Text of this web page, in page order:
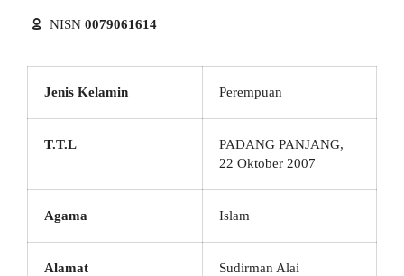
NISN 0079061614
Jenis Kelamin Perempuan
T.T.L
PADANG PANJANG,
22 Oktober 2007
Agama Islam
Alamat
Sudirman Alai